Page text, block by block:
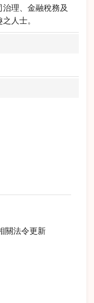
理、金融稅務及
人士。
關法令更新